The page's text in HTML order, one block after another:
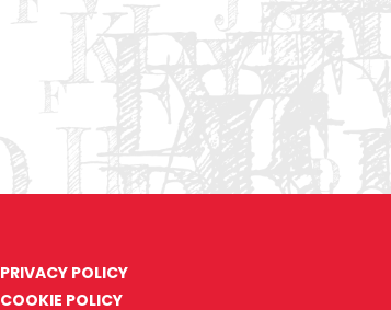
PRIVACY POLICY
COOKIE POLICY